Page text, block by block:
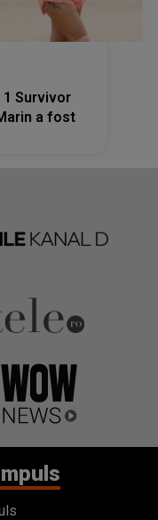
1 Survivor
a fost